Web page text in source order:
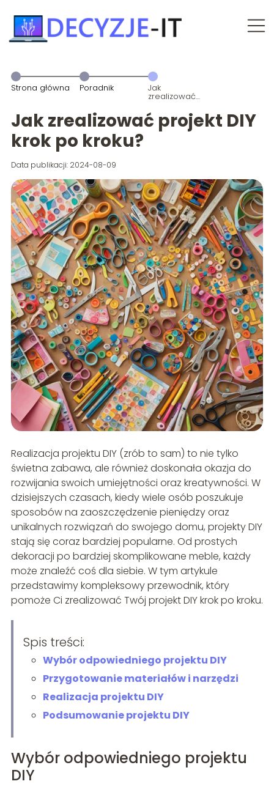
Strona główna Poradnik Jak
zrealizować
krok po kroku?
Jak zrealizować projekt DIY
krok po kroku?
Data publikacji: 2024-08-09
Realizacja projektu DIY (zrób to sam) to nie tylko
świetna zabawa, ale również doskonała okazja do
rozwijania swoich umiejętności oraz kreatywności. W
dzisiejszych czasach, kiedy wiele osób poszukuje
sposobów na zaoszczędzenie pieniędzy oraz
unikalnych rozwiązań do swojego domu, projekty DIY
stają się coraz bardziej popularne. Od prostych
dekoracji po bardziej skomplikowane meble, każdy
może znaleźć coś dla siebie. W tym artykule
przedstawimy kompleksowy przewodnik, który
pomoże Ci zrealizować Twój projekt DIY krok po kroku.
Spis treści:
Wybór odpowiedniego projektu DIY
Przygotowanie materiałów i narzędzi
Realizacja projektu DIY
Podsumowanie projektu DIY
Wybór odpowiedniego projektu
DIY